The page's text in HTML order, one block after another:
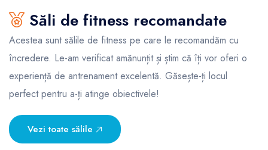
Săli de fitness recomandate
Acestea sunt sălile de fitness pe care le recomandăm cu
încredere. Le-am verificat amănunțit și știm că îți vor oferi o
experiență de antrenament excelentă. Găsește-ți locul
perfect pentru a-ți atinge obiectivele!
Vezi toate sălile